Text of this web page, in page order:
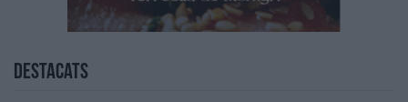
Destacats